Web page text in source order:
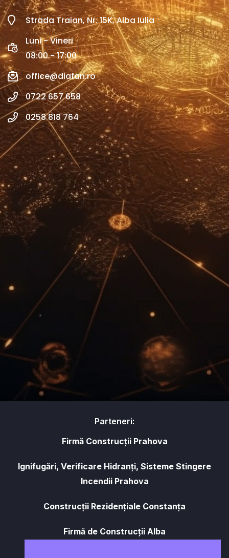
Strada Traian, Nr. 15K, Alba Iulia
Luni - Vineri
08:00 - 17:00
office@diafan.ro
0722 657 658
0258 818 764
Parteneri:
Firmă Construcții Prahova
Ignifugări, Verificare Hidranți, Sisteme Stingere
Incendii Prahova
Construcții Rezidențiale Constanța
Firmă de Construcții Alba